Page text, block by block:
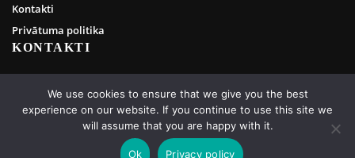
Kontakti
Privātuma politika
KONTAKTI
info@rebornsaunas.com
+371 29441180
Jaunkūlas 21, Ādaži, Ādažu novads, LV-2164
We use cookies to ensure that we give you the best
experience on our website. If you continue to use this site we
will assume that you are happy with it.
Ok Privacy policy